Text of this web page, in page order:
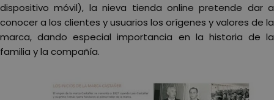
dispositivo móvil), la nieva tienda online pretende dar a
conocer a los clientes y usuarios los orígenes y valores de la
marca, dando especial importancia en la historia de la
familia y la compañía.